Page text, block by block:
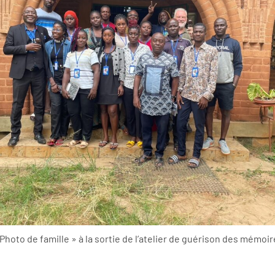
de famille » à la sortie de l’atelier de guérison des